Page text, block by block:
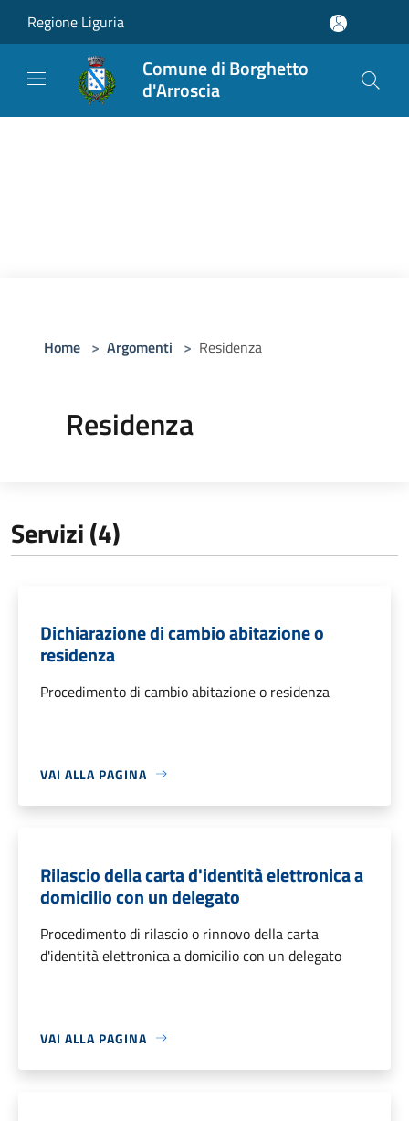
Regione Liguria
Comune di Borghetto
d'Arroscia
Home > Argomenti > Residenza
Residenza
Servizi (4)
Dichiarazione di cambio abitazione o
residenza
Procedimento di cambio abitazione o residenza
VAI ALLA PAGINA
Rilascio della carta d'identità elettronica a
domicilio con un delegato
Procedimento di rilascio o rinnovo della carta
d'identità elettronica a domicilio con un delegato
VAI ALLA PAGINA